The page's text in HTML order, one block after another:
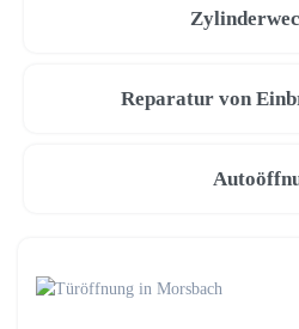
Reparatur von